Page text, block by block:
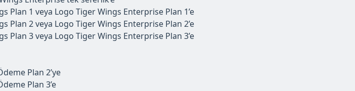
Plan 1 veya Logo Tiger Wings Enterprise Plan 1’e
Plan 2 veya Logo Tiger Wings Enterprise Plan 2’e
Plan 3 veya Logo Tiger Wings Enterprise Plan 3’e
Plan 2’ye
Plan 3’e